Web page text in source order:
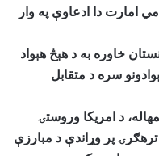
امارت دا ادعاوې په وار
خاوره به د هېڅ هېواد
سره د متقابل
د امریکا وروستۍ
پر وړاندې د مبارزې